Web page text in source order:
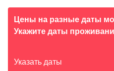
Цены на разные даты
Укажите даты
Указать даты